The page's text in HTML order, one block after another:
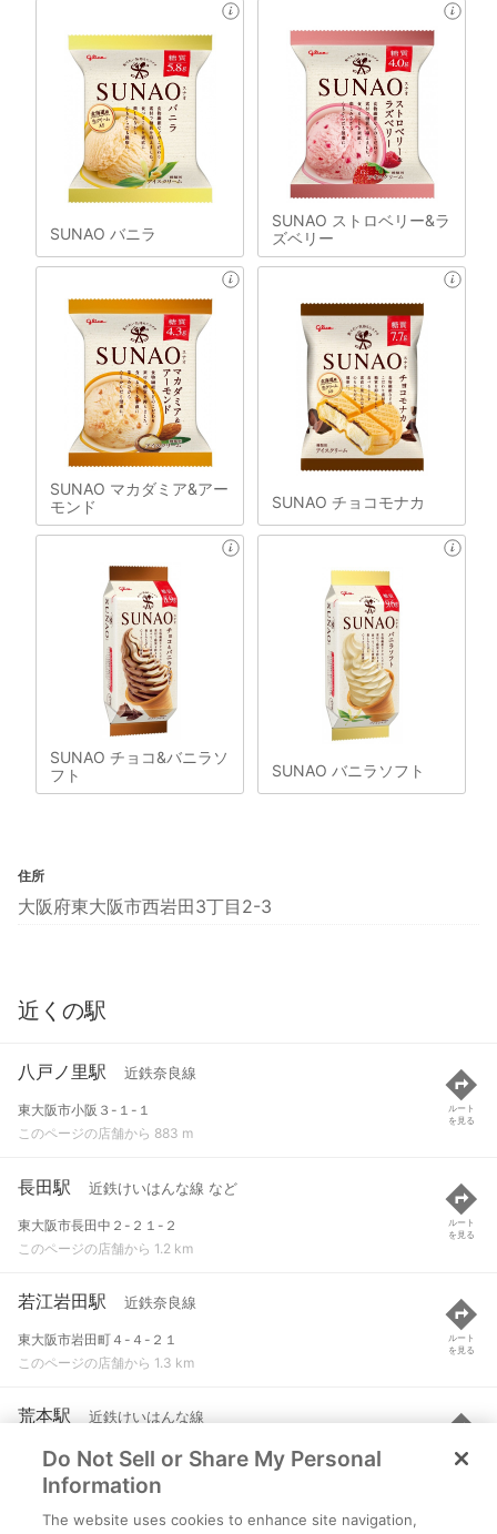
SUNAO バニラ
SUNAO ストロベリー&ラ
ズベリー
SUNAO マカダミア&アー
モンド
SUNAO チョコモナカ
SUNAO チョコ&バニラソ
フト
SUNAO バニラソフト
住所
大阪府東大阪市西岩田3丁目2-3
近くの駅
八戸ノ里駅 近鉄奈良線
東大阪市小阪３-１-１
このページの店舗から 883 m
ルート
を見る
長田駅 近鉄けいはんな線 など
東大阪市長田中２-２１-２
このページの店舗から 1.2 km
ルート
を見る
若江岩田駅 近鉄奈良線
東大阪市岩田町４-４-２１
このページの店舗から 1.3 km
ルート
を見る
荒本駅 近鉄けいはんな線
東大阪市荒本北５００-１
このページの店舗から 1.3 km
ルート
を見る
Do Not Sell or Share My Personal
Information
The website uses cookies to enhance site navigation,